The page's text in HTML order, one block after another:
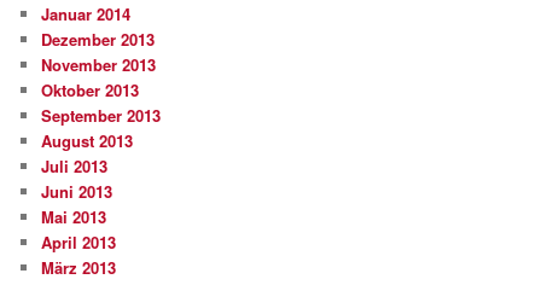
Januar 2014
Dezember 2013
November 2013
Oktober 2013
September 2013
August 2013
Juli 2013
Juni 2013
Mai 2013
April 2013
März 2013